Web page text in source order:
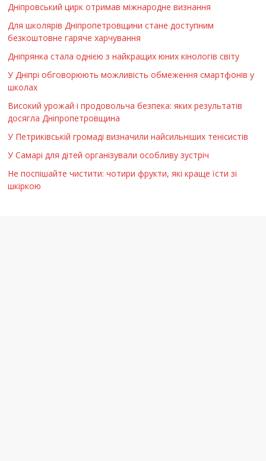
Дніпровський цирк отримав міжнародне визнання
Для школярів Дніпропетровщини стане доступним
безкоштовне гаряче харчування
Дніпрянка стала однією з найкращих юних кінологів світу
У Дніпрі обговорюють можливість обмеження смартфонів у
школах
Високий урожай і продовольча безпека: яких результатів
досягла Дніпропетровщина
У Петриківській громаді визначили найсильніших тенісистів
У Самарі для дітей організували особливу зустріч
Не поспішайте чистити: чотири фрукти, які краще їсти зі
шкіркою